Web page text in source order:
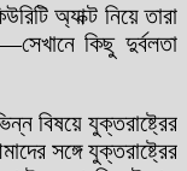
অ্যাক্ট নিয়ে তারা
কিছু দুর্বলতা
বিষয়ে যুক্তরাষ্ট্রের
সঙ্গে যুক্তরাষ্ট্রের